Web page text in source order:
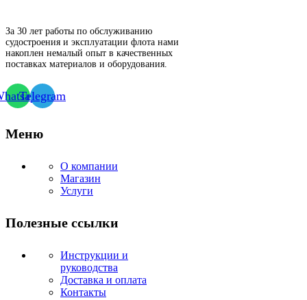
За 30 лет работы по обслуживанию
судостроения и эксплуатации флота нами
накоплен немалый опыт в качественных
поставках материалов и оборудования.
Telegram
Меню
О компании
Магазин
Услуги
Полезные ссылки
Инструкции и
руководства
Доставка и оплата
Контакты